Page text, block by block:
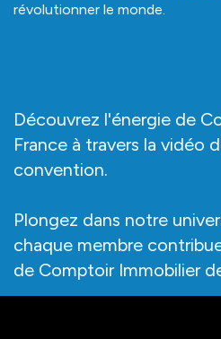
révolutionner le monde.
Découvrez l'énergie de
France à travers la vidéo
convention.
Plongez dans notre
chaque membre
de Comptoir Immobilier